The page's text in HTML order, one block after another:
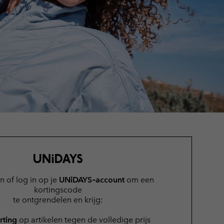
grote maten
Gids voor waterdicht
dames
Gids voor waterdicht
of log in op je UNiDAYS‑account om een
kortingscode
te ontgrendelen en krijg:
op artikelen tegen de volledige prijs